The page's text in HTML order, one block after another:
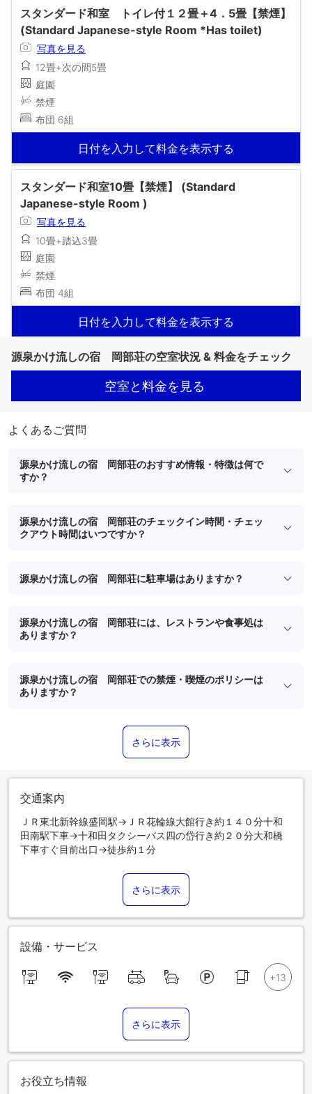
スタンダード和室 トイレ付１２畳＋4．5畳【禁煙】
(Standard Japanese-style Room *Has toilet)
写真を見る
12畳+次の間5畳
庭園
禁煙
布団 6組
日付を入力して料金を表示する
スタンダード和室10畳【禁煙】 (Standard
Japanese-style Room )
写真を見る
10畳+踏込3畳
庭園
禁煙
布団 4組
日付を入力して料金を表示する
源泉かけ流しの宿 岡部荘の空室状況 & 料金をチェック
空室と料金を見る
よくあるご質問
源泉かけ流しの宿 岡部荘のおすすめ情報・特徴は何で
すか？
源泉かけ流しの宿 岡部荘のチェックイン時間・チェッ
クアウト時間はいつですか？
源泉かけ流しの宿 岡部荘に駐車場はありますか？
源泉かけ流しの宿 岡部荘には、レストランや食事処は
ありますか？
源泉かけ流しの宿 岡部荘での禁煙・喫煙のポリシーは
ありますか？
さらに表示
交通案内
ＪＲ東北新幹線盛岡駅→ＪＲ花輪線大館行き約１４０分十和
田南駅下車→十和田タクシーバス四の岱行き約２０分大和橋
下車すぐ目前出口→徒歩約１分
さらに表示
設備・サービス
さらに表示
お役立ち情報